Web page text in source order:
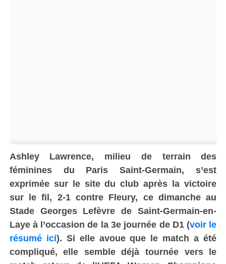
Ashley Lawrence, milieu de terrain des
féminines du Paris Saint-Germain, s’est
exprimée sur le site du club après la victoire
sur le fil, 2-1 contre Fleury, ce dimanche au
Stade Georges Lefèvre de Saint-Germain-en-
Laye à l’occasion de la 3e journée de D1 (voir le
résumé ici). Si elle avoue que le match a été
compliqué, elle semble déjà tournée vers le